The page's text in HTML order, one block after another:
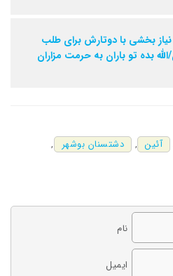
نیاز بخشی با دوتارش برای طلب
الله بده تو باران به حرمت مزاران
آئین , دشتسنان بوشهر
,
نام
ایمیل